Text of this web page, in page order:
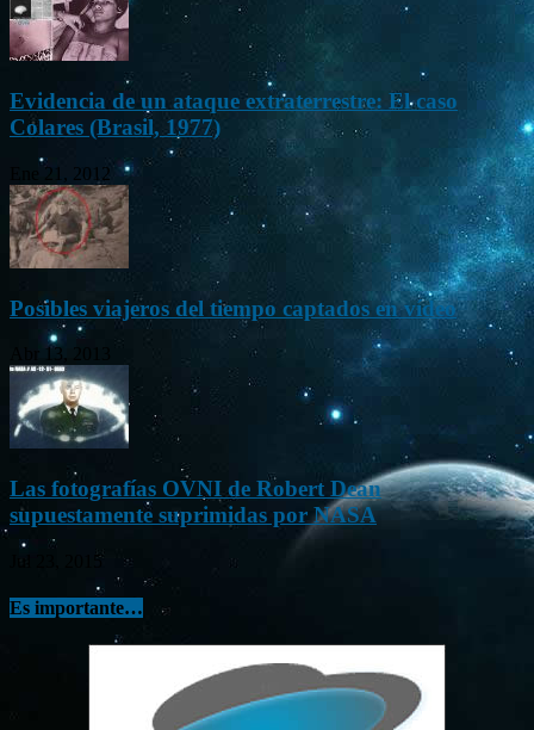
Evidencia de un ataque extraterrestre: El caso
Colares (Brasil, 1977)
Ene 21, 2012
Posibles viajeros del tiempo captados en vídeo
Abr 13, 2013
Las fotografías OVNI de Robert Dean
supuestamente suprimidas por NASA
Jul 23, 2015
Es importante…